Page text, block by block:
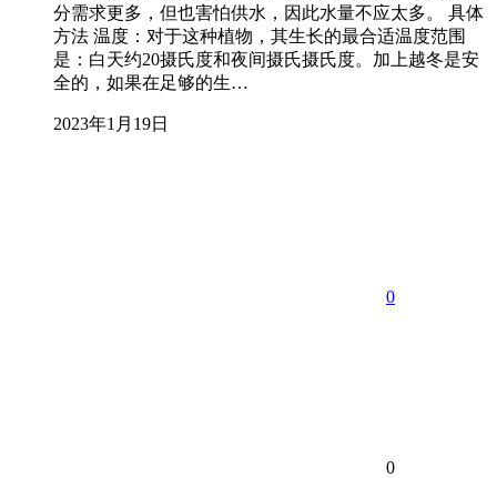
分需求更多，但也害怕供水，因此水量不应太多。 具体
方法 温度：对于这种植物，其生长的最合适温度范围
是：白天约20摄氏度和夜间摄氏摄氏度。加上越冬是安
全的，如果在足够的生…
2023年1月19日
0
0